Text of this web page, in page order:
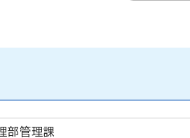
部管理課